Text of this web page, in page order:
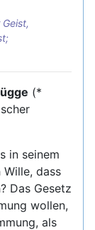
(*
in seinem
dass
Das Gesetz
wollen,
als